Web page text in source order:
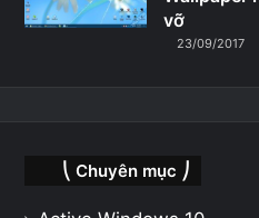
vỡ
23/09/2017
⎝ Chuyên mục ⎠